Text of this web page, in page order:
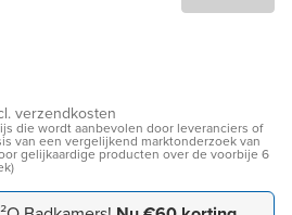
verzendkosten
die wordt aanbevolen door leveranciers of
van een vergelijkend marktonderzoek van
gelijkaardige producten over de voorbije 6